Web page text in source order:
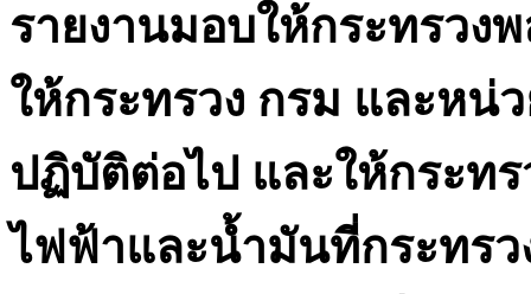
รายงานมอบให้กระทรวง
ให้กระทรวง กรม และหน่
ปฏิบัติต่อไป และให้กระท
ไฟฟ้าและน้ำมันที่กระทร